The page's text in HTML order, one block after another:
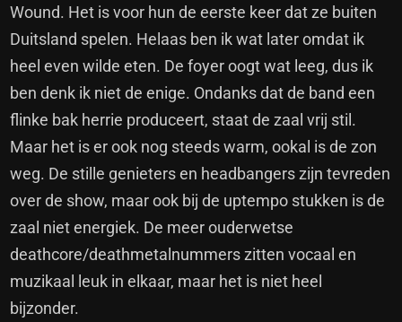
Wound. Het is voor hun de eerste keer dat ze buiten
Duitsland spelen. Helaas ben ik wat later omdat ik
heel even wilde eten. De foyer oogt wat leeg, dus ik
ben denk ik niet de enige. Ondanks dat de band een
flinke bak herrie produceert, staat de zaal vrij stil.
Maar het is er ook nog steeds warm, ookal is de zon
weg. De stille genieters en headbangers zijn tevreden
over de show, maar ook bij de uptempo stukken is de
zaal niet energiek. De meer ouderwetse
deathcore/deathmetalnummers zitten vocaal en
muzikaal leuk in elkaar, maar het is niet heel
bijzonder.